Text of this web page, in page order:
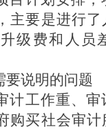
主要是进行了
级费和人员
要说明的问题
计工作重、审
购买社会审计